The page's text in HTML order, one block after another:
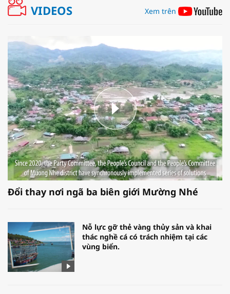
VIDEOS Xem trên
Đổi thay nơi ngã ba biên giới Mường Nhé
Nỗ lực gỡ thẻ vàng thủy sản và khai
thác nghề cá có trách nhiệm tại các
vùng biển.